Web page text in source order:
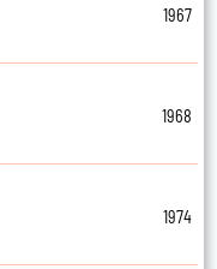
1967
1968
1974